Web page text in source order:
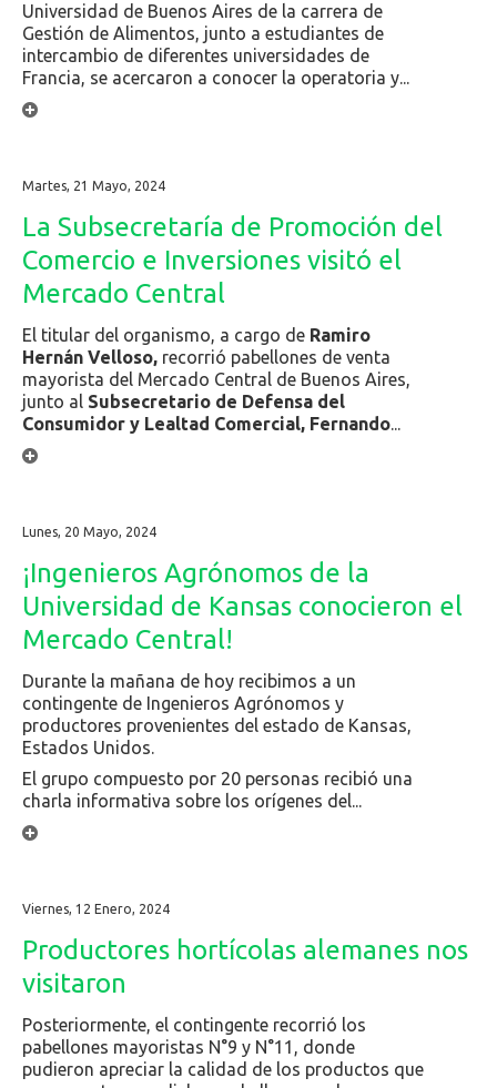
Universidad de Buenos Aires de la carrera de
Gestión de Alimentos, junto a estudiantes de
intercambio de diferentes universidades de
Francia, se acercaron a conocer la operatoria y...
Martes, 21 Mayo, 2024
La Subsecretaría de Promoción del
Comercio e Inversiones visitó el
Mercado Central
El titular del organismo, a cargo de Ramiro
Hernán Velloso, recorrió pabellones de venta
mayorista del Mercado Central de Buenos Aires,
junto al Subsecretario de Defensa del
Consumidor y Lealtad Comercial, Fernando...
Lunes, 20 Mayo, 2024
¡Ingenieros Agrónomos de la
Universidad de Kansas conocieron el
Mercado Central!
Durante la mañana de hoy recibimos a un
contingente de Ingenieros Agrónomos y
productores provenientes del estado de Kansas,
Estados Unidos.
El grupo compuesto por 20 personas recibió una
charla informativa sobre los orígenes del...
Viernes, 12 Enero, 2024
Productores hortícolas alemanes nos
visitaron
Posteriormente, el contingente recorrió los
pabellones mayoristas N°9 y N°11, donde
pudieron apreciar la calidad de los productos que